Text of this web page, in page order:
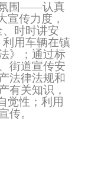
氛围——认真
传力度，
时时讲安
用车辆在镇
》；通过标
街道宣传安
法律法规和
有关知识，
觉性；利用
传。